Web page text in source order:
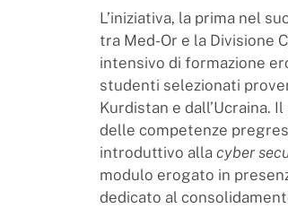
L’iniziativa, la prima nel
tra Med-Or e la Divisione
intensivo di formazione
studenti selezionati
Kurdistan e dall’Ucraina.
delle competenze
introduttivo alla cyber
modulo erogato in
dedicato al